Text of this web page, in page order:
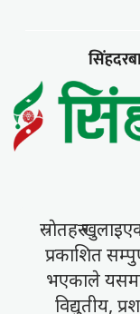
स्राेतहरु
प्रकाशित
भएकाले यसमा
विद्युतीय,